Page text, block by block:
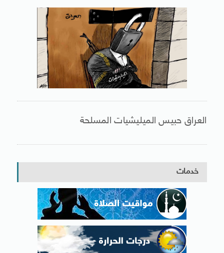
العراق حبيس الميليشيات المسلحة
خدمات